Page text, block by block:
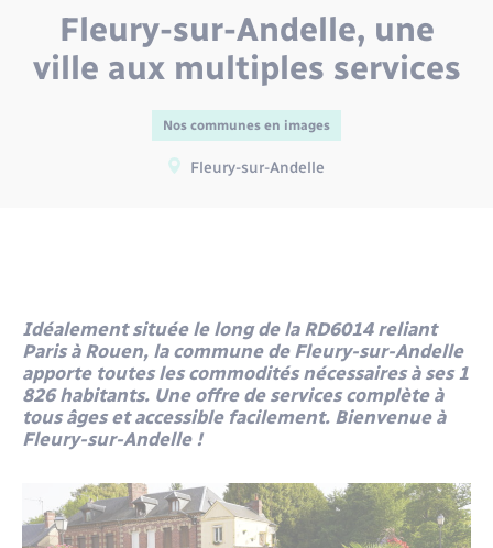
Déplacements & transports
Location de scooter
Pass ton permis
Transport solidaire
Eau - Assainissement
Radio Fréquence Andelle
Loisirs
Numérique
Santé - Social
Transport solidaire
Nous connaître
Présentation du territoire
Prévention des inondations
Numérique
Petites Villes de Demain
Tourisme
Urbanisme
Voirie
Fleury-sur-Andelle, une
ville aux multiples services
Nos communes en images
Fleury-sur-Andelle
Idéalement située le long de la RD6014 reliant
Paris à Rouen, la commune de Fleury-sur-Andelle
apporte toutes les commodités nécessaires à ses 1
826 habitants. Une offre de services complète à
tous âges et accessible facilement. Bienvenue à
Fleury-sur-Andelle !